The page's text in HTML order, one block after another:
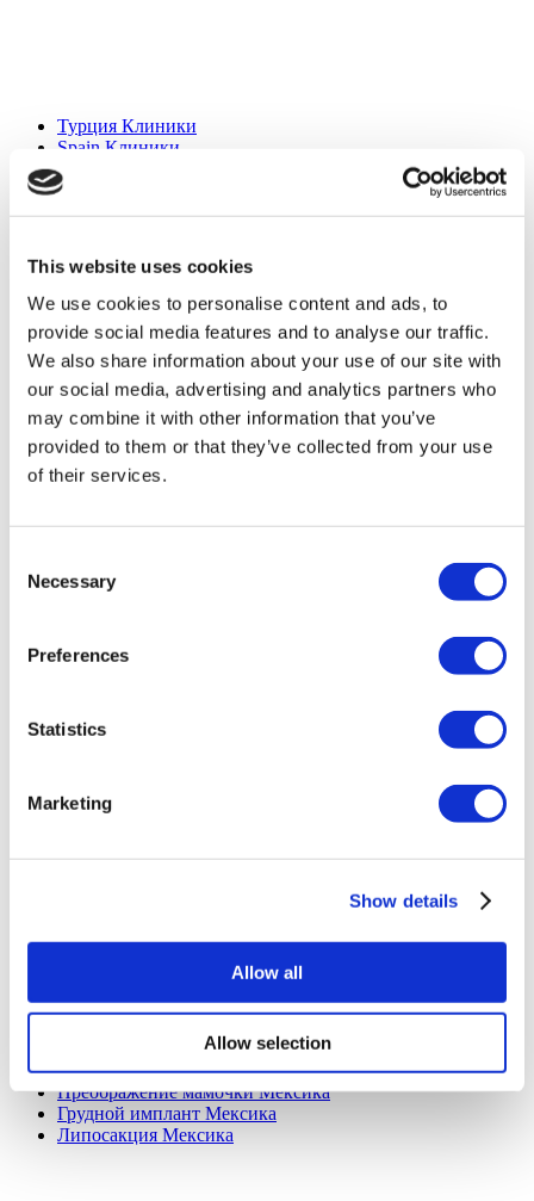
This website uses cookies
We use cookies to personalise content and ads, to
provide social media features and to analyse our traffic.
We also share information about your use of our site with
our social media, advertising and analytics partners who
may combine it with other information that you’ve
provided to them or that they’ve collected from your use
of their services.
Selection
Necessary
Preferences
Statistics
Marketing
Show details
Allow all
Allow selection
Турция Клиники
Spain Клиники
Mexico Клиники
Poland Клиники
Thailand Клиники
Colombia Клиники
Популярные виды лечения в Турция
Рукавная Гастропластика Турция
Ринопластика Турция
Уменьшение груди Турция
Гинекомастия Турция
Имплант зуба Турция
Коронки на зуб Турция
Бариатрическая хирургия Турция
Бразильская подтяжка ягодиц Турция
Голливудская улыбка Турция
Имплантация all on 4 Турция
Клиника Luna
Istanbul European Clinic
Dr. Vivo Hair Clinic
Masterpiece Hospital
Kamol Cosmetic Hospital
Популярные виды лечения в Мексика
Имплант зуба Мексика
Подтяжка живота Мексика
Преображение мамочки Мексика
Грудной имплант Мексика
Липосакция Мексика